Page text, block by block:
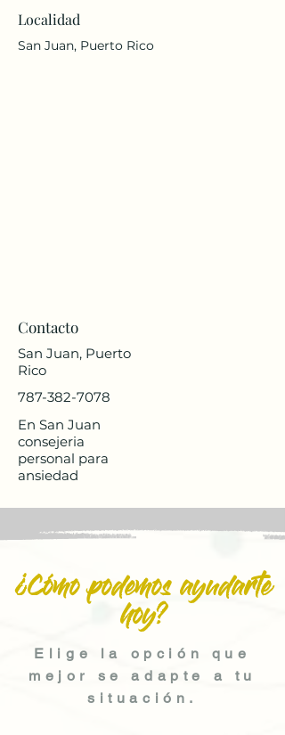
Localidad
San Juan, Puerto Rico
Contacto
San Juan, Puerto
Rico
787-382-7078
En San Juan
consejeria
personal para
ansiedad
¿Cómo podemos ayudarte
hoy?
Elige la opción que
mejor se adapte a tu
situación.